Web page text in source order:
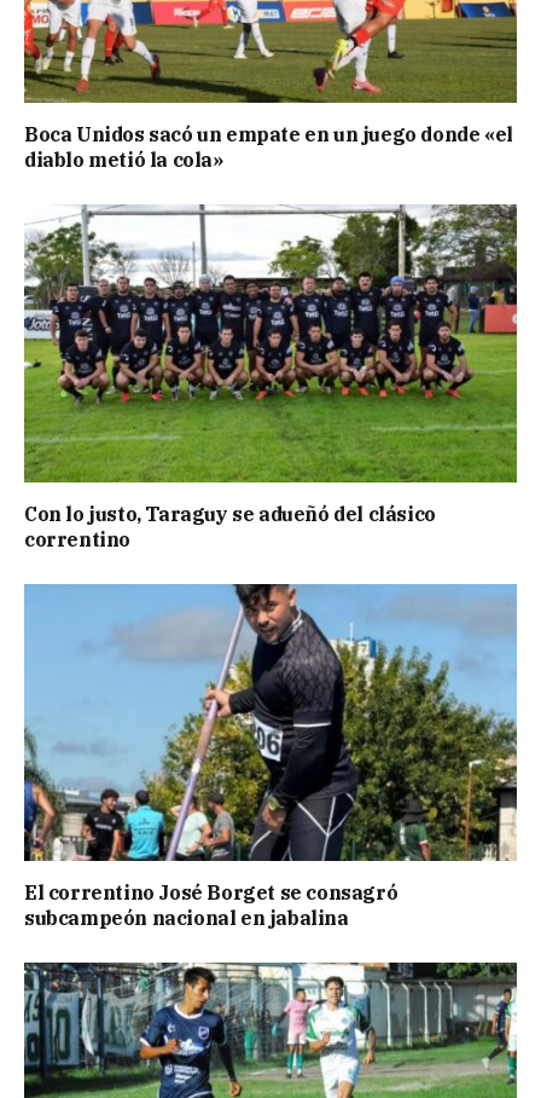
Boca Unidos sacó un empate en un juego donde «el
diablo metió la cola»
Con lo justo, Taraguy se adueñó del clásico
correntino
El correntino José Borget se consagró
subcampeón nacional en jabalina